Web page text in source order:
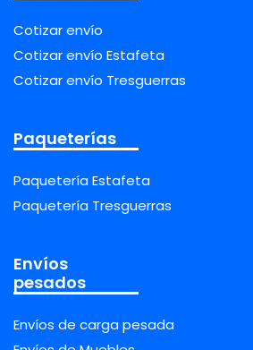
Cotizar envío
Cotizar envío Estafeta
Cotizar envío Tresguerras
Paqueterías
Paquetería Estafeta
Paquetería Tresguerras
Envíos
pesados
Envíos de carga pesada